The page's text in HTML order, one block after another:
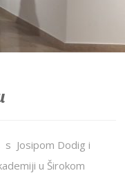
s Josipom Dodig i
u Širokom